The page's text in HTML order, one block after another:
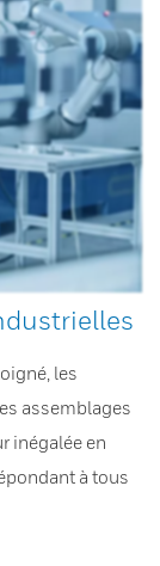
les
assemblages
inégalée en
à tous